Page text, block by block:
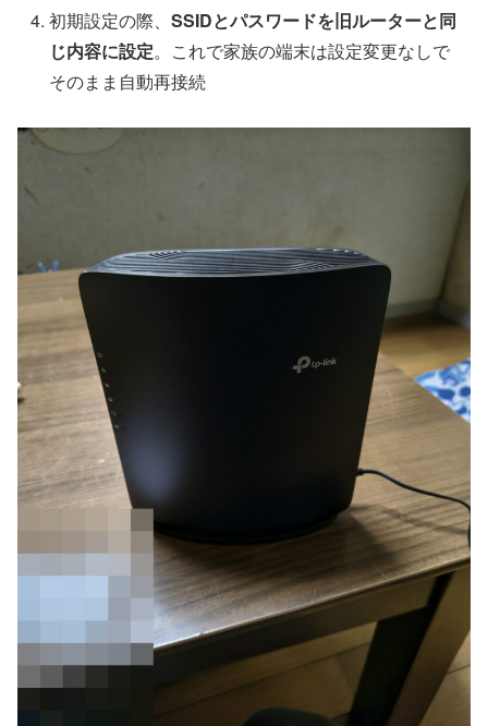
初期設定の際、SSIDとパスワードを旧ルーターと同
じ内容に設定。これで家族の端末は設定変更なしで
そのまま自動再接続